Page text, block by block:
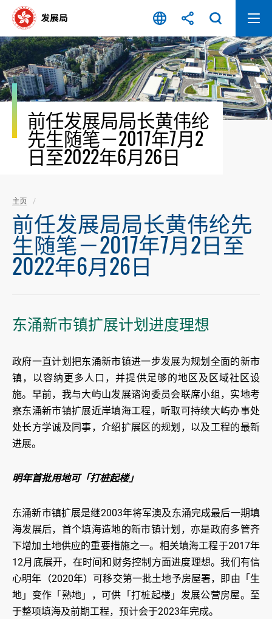
容
开
始
前任发展局局长黄伟纶
先生随笔－2017年7月2
日至2022年6月26日
主页
前任发展局局长黄伟纶先
生随笔－2017年7月2日至
2022年6月26日
东涌新市镇扩展计划进度理想
政府一直计划把东涌新市镇进一步发展为规划全面的新市
镇，以容纳更多人口，并提供足够的地区及区域社区设
施。早前，我与大屿山发展谘询委员会联席小组，实地考
察东涌新市镇扩展近岸填海工程，听取可持续大屿办事处
处长方学诚及同事，介绍扩展区的规划，以及工程的最新
进展。
明年首批用地可「打桩起楼」
东涌新市镇扩展是继2003年将军澳及东涌完成最后一期填
海发展后，首个填海造地的新市镇计划，亦是政府多管齐
下增加土地供应的重要措施之一。相关填海工程于2017年
12月底展开，在时间和财务控制方面进度理想。我们有信
心明年（2020年）可移交第一批土地予房屋署，即由「生
地」变作「熟地」，可供「打桩起楼」发展公营房屋。至
于整项填海及前期工程，预计会于2023年完成。